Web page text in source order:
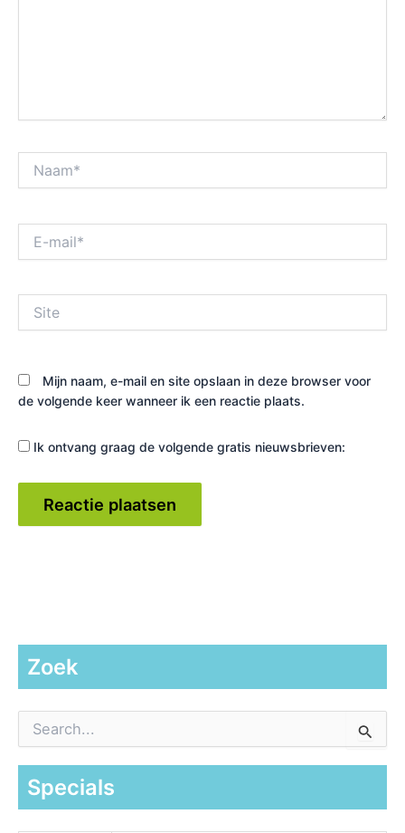
mail*
Mijn naam, e-mail en site opslaan in deze browser voor
de volgende keer wanneer ik een reactie plaats.
Ik ontvang graag de volgende gratis nieuwsbrieven:
Zoek
a
Specials